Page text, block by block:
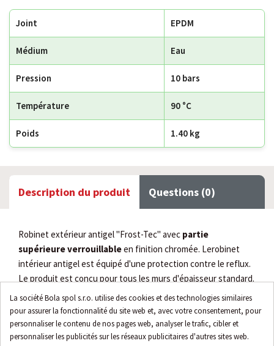
La société Bola spol s.r.o. utilise des cookies et des technologies similaires
pour assurer la fonctionnalité du site web et, avec votre consentement, pour
personnaliser le contenu de nos pages web, analyser le trafic, cibler et
personnaliser les publicités sur les réseaux publicitaires d'autres sites web.
Joint EPDM
Médium Eau
Pression 10 bars
Température 90 °C
Poids 1.40 kg
Description du produit Questions (0)
Robinet extérieur antigel "Frost-Tec" avec partie
supérieure verrouillableen finition chromée. Lerobinet
intérieur antigel est équipé d'une protection contre le reflux.
Le produit est conçu pour tous les murs d'épaisseur standard.
Grâce à cela, il n'est plus nécessaire de vider l'eau des tuyaux
en cas de gel.
Caractéristiques